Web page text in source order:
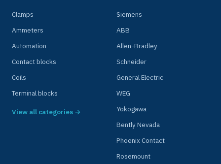
Clamps
Ammeters
Automation
Contact blocks
Coils
Terminal blocks
View all categories →
Siemens
ABB
Allen-Bradley
Schneider
General Electric
WEG
Yokogawa
Bently Nevada
Phoenix Contact
Rosemount